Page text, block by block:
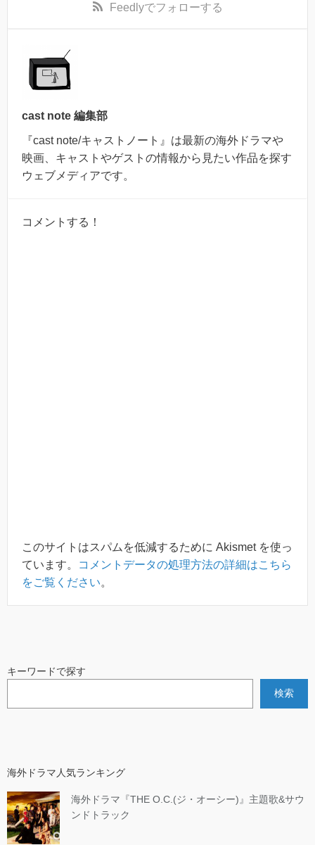
Feedlyでフォローする
cast note 編集部
『cast note/キャストノート』は最新の海外ドラマや
映画、キャストやゲストの情報から見たい作品を探す
ウェブメディアです。
コメントする！
このサイトはスパムを低減するために Akismet を使っ
ています。
コメントデータの処理方法の詳細はこちら
をご覧ください。
キーワードで探す
検索
海外ドラマ人気ランキング
海外ドラマ『THE O.C.(ジ・オーシー)』主題歌&サウ
ンドトラック